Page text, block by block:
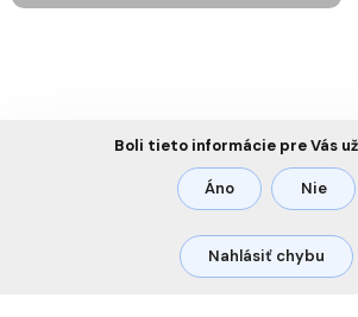
Boli tieto informácie pre Vás
Áno Nie
Nahlásiť chybu